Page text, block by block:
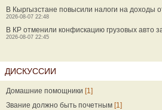
В Кыргызстане повысили налоги на доходы
2026-08-07 22:48
В КР отменили конфискацию грузовых авто
2026-08-07 22:45
ДИСКУССИИ
Домашние помощники [1]
Звание должно быть почетным [1]